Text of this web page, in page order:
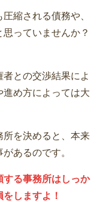
縮される債務や、
っていませんか？
との交渉結果によ
進め方によっては大
所を決めると、本来
あるのです。
する事務所はしっか
しますよ！